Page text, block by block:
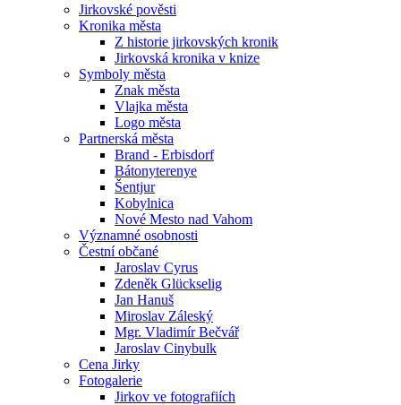
Jirkovské pověsti
Kronika města
Z historie jirkovských kronik
Jirkovská kronika v knize
Symboly města
Znak města
Vlajka města
Logo města
Partnerská města
Brand - Erbisdorf
Bátonyterenye
Šentjur
Kobylnica
Nové Mesto nad Vahom
Významné osobnosti
Čestní občané
Jaroslav Cyrus
Zdeněk Glückselig
Jan Hanuš
Miroslav Záleský
Mgr. Vladimír Bečvář
Jaroslav Cinybulk
Cena Jirky
Fotogalerie
Jirkov ve fotografiích